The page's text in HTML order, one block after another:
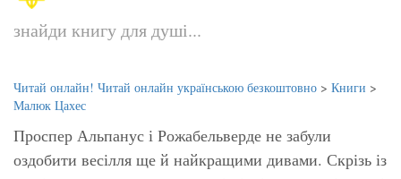
знайди книгу для душі...
Читай онлайн! Читай онлайн українською безкоштовно > Книги >
Малюк Цахес
Проспер Альпанус і Рожабельверде не забули
оздобити весілля ще й найкращими дивами. Скрізь із